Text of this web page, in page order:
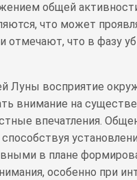
общей
что может
что в фазу
Луны восприятие
внимание на
впечатления.
в плане
особенно при